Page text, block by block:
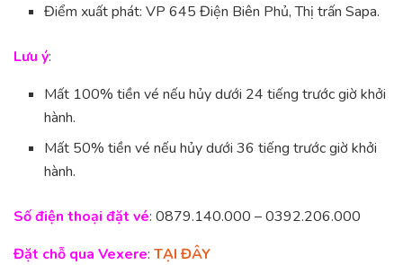
Điểm xuất phát: VP 645 Điện Biên Phủ, Thị trấn Sapa.
Lưu ý:
Mất 100% tiền vé nếu hủy dưới 24 tiếng trước giờ khởi
hành.
Mất 50% tiền vé nếu hủy dưới 36 tiếng trước giờ khởi
hành.
Số điện thoại đặt vé: 0879.140.000 – 0392.206.000
Đặt chỗ qua Vexere: TẠI ĐÂY